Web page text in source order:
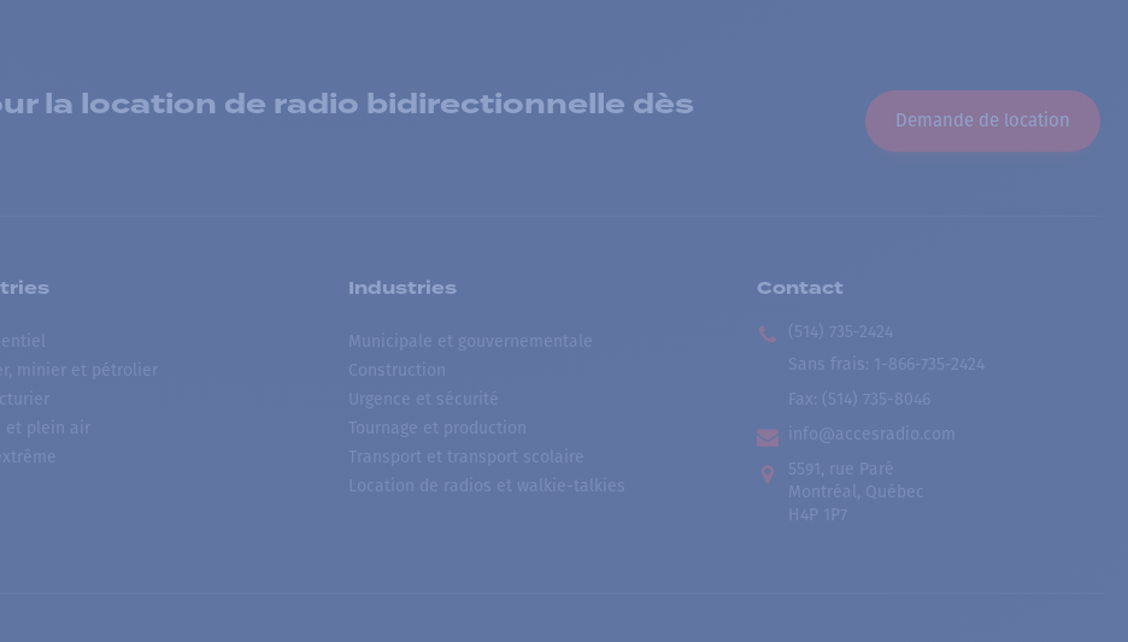
la location de radio bidirectionnelle dès
Demande de location
minier et pétrolier
et plein air
Industries
Municipale et gouvernementale
Construction
Urgence et sécurité
Tournage et production
Transport et transport scolaire
Location de radios et walkie-talkies
Contact
(514) 735-2424
Sans frais
1-866-735-2424
Fax: (514) 735-8046
info@accesradio.com
5591, rue Paré
Montréal, Québec
H4P 1P7